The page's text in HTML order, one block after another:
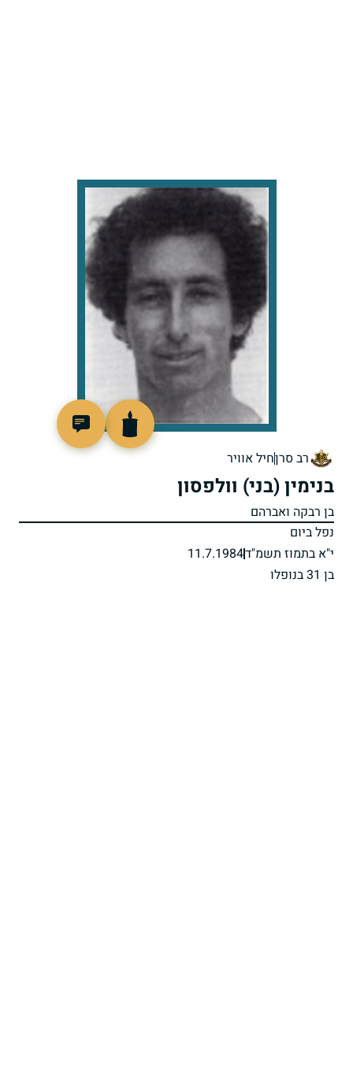
רב סרןחיל אוויר
בנימין (בני) וולפסון
בן רבקה ואברהם
נפל ביום
י"א בתמוז תשמ"ד11.7.1984
בן 31 בנופלו